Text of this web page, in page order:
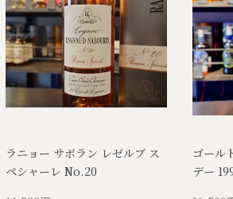
ラニョー サボラン レゼルブ ス
ペシャーレ No.20
ゴール
デー